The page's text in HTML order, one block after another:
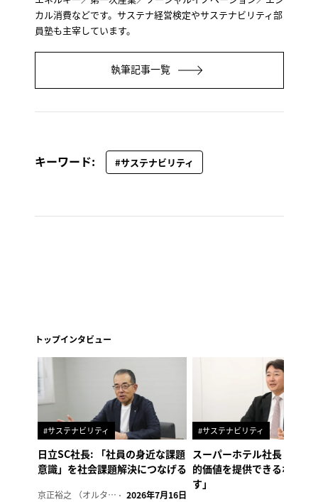
カル消費などです。サステナ経営検定やサステナビリティ部
員塾も主宰しています。
執筆記事一覧
キーワード: #サステナビリティ
トップインタビュー
#サステナビリティ
日立SC社長: 「社員の身近な課題
意識」を社会課題解決につなげる
京正裕之 （オルタナ副編集長） 2026年7月16日
#サステナビリティ
スーパーホテル社長「地域
的価値を提供できるホテル
す」